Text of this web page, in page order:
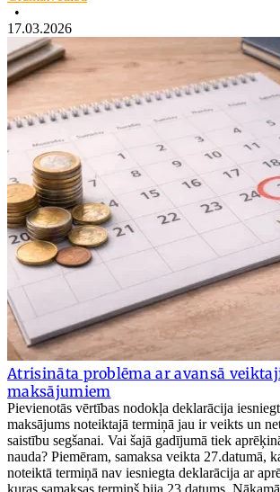
•
17.03.2026
Atrisināta problēma ar avansā
maksājumiem
Pievienotās vērtības nodokļa deklarācija
maksājums noteiktajā termiņā jau ir veikts un
saistību segšanai. Vai šajā gadījumā tiek
nauda? Piemēram, samaksa veikta 27.datumā,
noteiktā termiņā nav iesniegta deklarācija ar